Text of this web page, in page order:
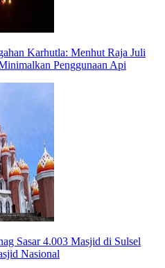
Karhutla: Menhut Raja Juli
Penggunaan Api
Sasar 4.003 Masjid di Sulsel
Nasional